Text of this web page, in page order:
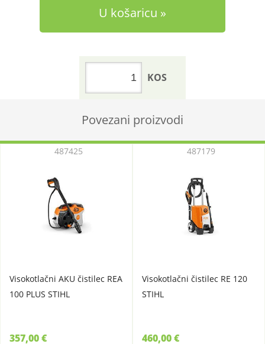
U košaricu
KOS
Povezani proizvodi
Visokotlačni AKU čistilec REA
100 PLUS STIHL
487425
357,00 €
Visokotlačni čistilec RE 120
STIHL
487179
460,00 €